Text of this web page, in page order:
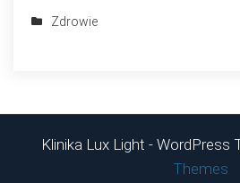
Zdrowie
Klinika Lux Light - WordPress
Themes